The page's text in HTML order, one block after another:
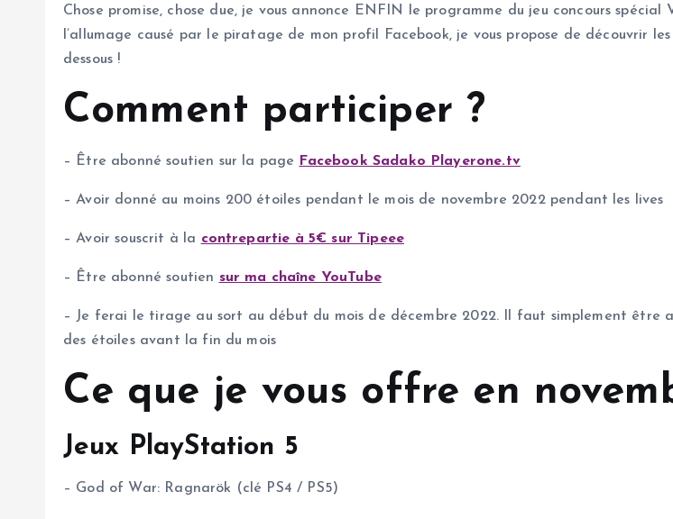
Chose promise, chose due, je vous annonce ENFIN le programme du jeu concours
l’allumage causé par le piratage de mon profil Facebook, je vous propose de découvrir
dessous !
Comment participer ?
– Être abonné soutien sur la page Facebook Sadako Playerone.tv
– Avoir donné au moins 200 étoiles pendant le mois de novembre 2022 pendant les lives
– Avoir souscrit à la contrepartie à 5€ sur Tipeee
– Être abonné soutien sur ma chaîne YouTube
– Je ferai le tirage au sort au début du mois de décembre 2022. Il faut simplement être
des étoiles avant la fin du mois
Ce que je vous offre en
Jeux PlayStation 5
– God of War: Ragnarök (clé PS4 / PS5)